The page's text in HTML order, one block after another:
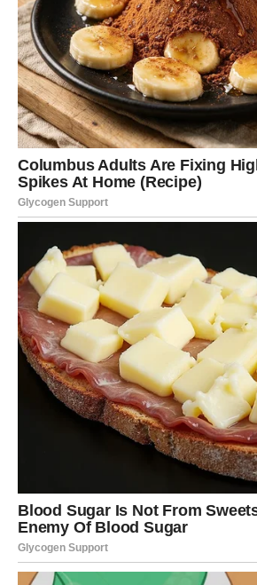
dobijali zauzvrat. Neki su voleli
cene njihovu iskrenost, dok su drugi
koju su verovali svim srcem.
Sudbina sada menja pravila igre.
neko jasno pokazati koliko su
dobiti dugo očekivanu poruku, susret
im vratiti veru u emocije.
Osoba iz prošlosti može
iznenađenje
Postoji mogućnost da se vrati neko ko
zaboravio Blizance. Ta osoba će
izgubila. Reči koje budu izgovorene
i probuditi uspavane emocije.
Ipak, najvažnije je to što će Blizanci
vremena osetiti da su voljeni onako
neće morati da mole za pažnju, niti
vrednost nekome ko ih nije umeo